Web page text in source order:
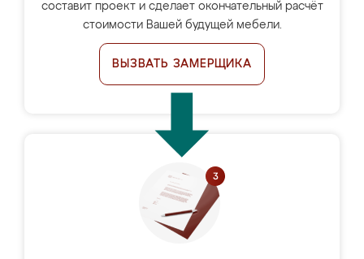
составит проект и сделает окончательный расчёт
стоимости Вашей будущей мебели.
ВЫЗВАТЬ ЗАМЕРЩИКА